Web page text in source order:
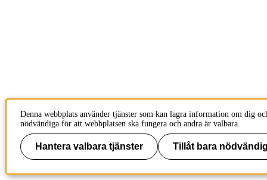
Denna webbplats använder tjänster som kan lagra information om dig
nödvändiga för att webbplatsen ska fungera och andra är valbara.
Hantera valbara tjänster Tillåt bara